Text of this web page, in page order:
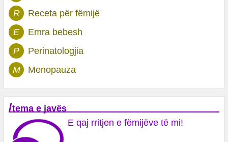
R
Receta për fëmijë
E
Emra bebesh
P
Perinatologjia
M
Menopauza
/tema e javës
E qaj rritjen e fëmijëve të mi!